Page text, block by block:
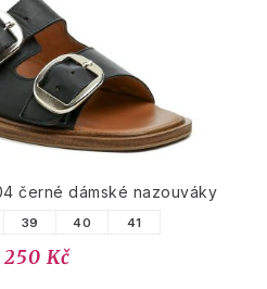
černé dámské nazouváky
39 40 41
250 Kč